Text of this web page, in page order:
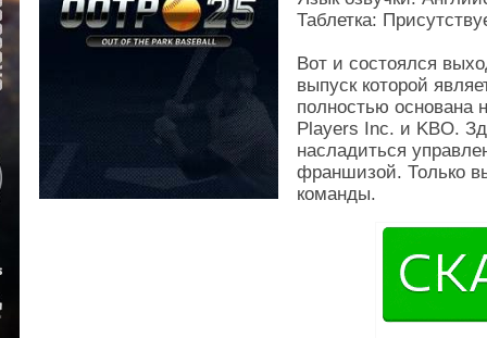
Таблетка:
Вот и состоялся
выпуск которой
полностью основана
Players Inc. и KBO.
насладиться
франшизой. Только
команды.